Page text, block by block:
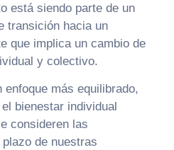
está siendo parte de un
transición hacia un
que implica un cambio de
y colectivo.
enfoque más equilibrado,
bienestar individual
consideren las
de nuestras